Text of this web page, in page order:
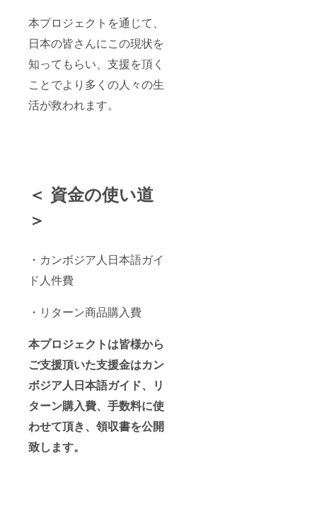
本プロジェクトを通じて、
日本の皆さんにこの現状を
知ってもらい、支援を頂く
ことでより多くの人々の生
活が救われます。
＜ 資金の使い道
＞
・カンボジア人日本語ガイ
ド人件費
・リターン商品購入費
本プロジェクトは皆様から
ご支援頂いた支援金はカン
ボジア人日本語ガイド、リ
ターン購入費、手数料に使
わせて頂き、領収書を公開
致します。